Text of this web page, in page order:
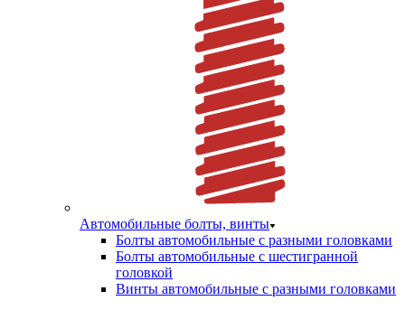
Автомобильные болты, винты
Болты автомобильные с разными головками
Болты автомобильные с шестигранной
головкой
Винты автомобильные с разными головками